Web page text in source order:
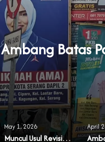
Ambang Batas
May 1, 2026
Muncul Usul Revisi UU Parpol
April